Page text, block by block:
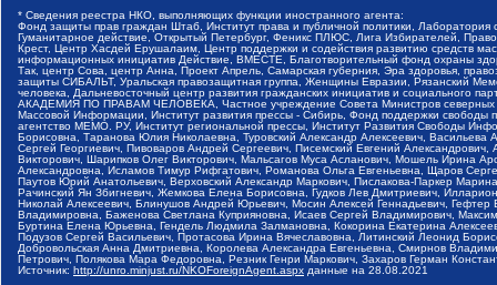
* Сведения реестра НКО, выполняющих функции иностранного агента:
Фонд защиты прав граждан Штаб, Институт права и публичной политики,
Гуманитарное действие, Открытый Петербург, Феникс ПЛЮС, Лига Избирателей,
Крест, Центр Хасдей Ерушалаим, Центр поддержки и содействия развитию средств
информационных инициатив Действие, ВМЕСТЕ, Благотворительный фонд охраны
Так, центр Сова, центр Анна, Проект Апрель, Самарская губерния, Эра здоровья,
защиты СИБАЛЬТ, Уральская правозащитная группа, Женщины Евразии, Рязанский
человека, Дальневосточный центр развития гражданских инициатив и социального
АКАДЕМИЯ ПО ПРАВАМ ЧЕЛОВЕКА, Частное учреждение Совета Министров северных
Массовой Информации, Институт развития прессы - Сибирь, Фонд поддержки
агентство МЕМО. РУ, Институт региональной прессы, Институт Развития Свободы
Борисовна, Таранова Юлия Николаевна, Туровский Александр Алексеевич,
Сергей Георгиевич, Пивоваров Андрей Сергеевич, Писемский Евгений
Викторович, Шарипков Олег Викторович, Мальсагов Муса Асланович, Мошель Ирина
Александровна, Исламов Тимур Рифгатович, Романова Ольга Евгеньевна, Щаров
Паутов Юрий Анатольевич, Верховский Александр Маркович, Пислакова-Паркер
Рачинский Ян Збигневич, Жемкова Елена Борисовна, Гудков Лев Дмитриевич,
Николай Алексеевич, Блинушов Андрей Юрьевич, Мосин Алексей Геннадьевич,
Владимировна, Баженова Светлана Куприяновна, Исаев Сергей Владимирович,
Буртина Елена Юрьевна, Гендель Людмила Залмановна, Кокорина Екатерина
Подузов Сергей Васильевич, Протасова Ирина Вячеславовна, Литинский Леонид
Добровольская Анна Дмитриевна, Королева Александра Евгеньевна, Смирнов
Петрович, Полякова Мара Федоровна, Резник Генри Маркович, Захаров Герман
Источник: http://unro.minjust.ru/NKOForeignAgent.aspx данные на 28.08.2021